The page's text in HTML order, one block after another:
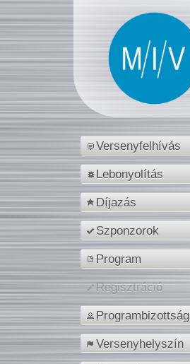
Versenyfelhívás
Lebonyolítás
Díjazás
Szponzorok
Program
Regisztráció
Programbizottság
Versenyhelyszín